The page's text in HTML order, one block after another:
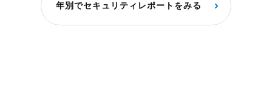
年別でセキュリティレポートをみる